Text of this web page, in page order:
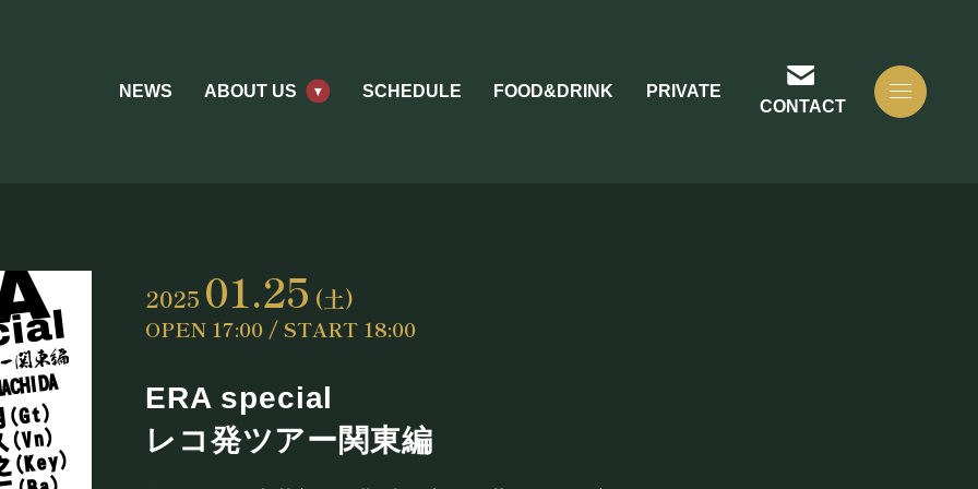
NEWS ABOUT US SCHEDULE FOOD&DRINK
PRIVATE
CONTACT
ABOUT US
2025 01.25 (土)
OPEN 17:00 / START 18:00
ERA special
レコ発ツアー関東編